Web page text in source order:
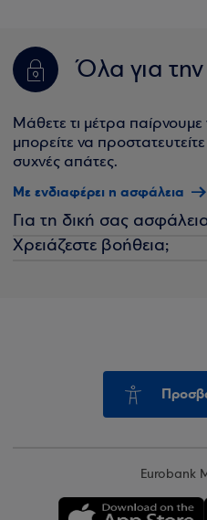
Όλα για
Μάθετε τι μέτρα
μπορείτε να προστατευτείτε
συχνές απάτες.
Με ενδιαφέρει η ασφάλεια
Για τη δική σας
Χρειάζεστε βοήθεια;
Eurobank